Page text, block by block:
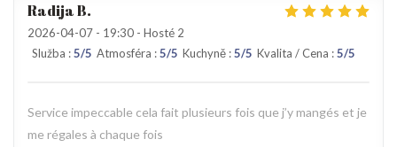
RadijaB
2026-04-07 - 19:30 - Hosté 2
Služba :5/5 Atmosféra :5/5 Kuchyně :5/5 Kvalita / Cena :5/5
Service impeccable cela fait plusieurs fois que j’y mangés et je
me régales à chaque fois